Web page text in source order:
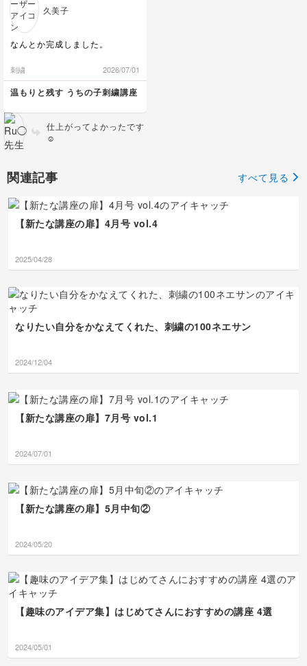
す✨️ 読書好きな方へのプ
レゼントにぴったりだと
でいただけますように✨️
ンでも作ってみてくださ
久美子
なんとか完成しました。
刺繍 2026/07/01
温もりと残す うちの子刺繍講座
仕上がってよかったです
☺️
関連記事 すべて見る
【新たな講座の扉】4月号 vol.4
2025/04/28
なりたい自分をかなえてくれた、刺繍の100ネエサン
2024/12/04
【新たな講座の扉】7月号 vol.1
2024/07/01
【新たな講座の扉】5月中旬②
2024/05/20
【趣味のアイデア集】はじめてさんにおすすめの講座 4選
2024/05/01